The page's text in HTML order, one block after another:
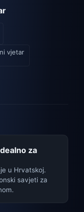
vjetar
za
u Hrvatskoj.
savjeti za